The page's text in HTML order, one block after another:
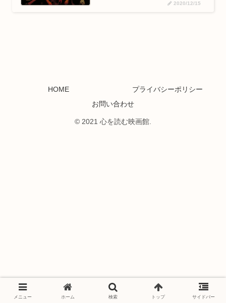
2020/12/15
HOME
プライバシーポリシー
お問い合わせ
© 2021 心を読む映画館.
メニュー ホーム 検索 トップ サイドバー